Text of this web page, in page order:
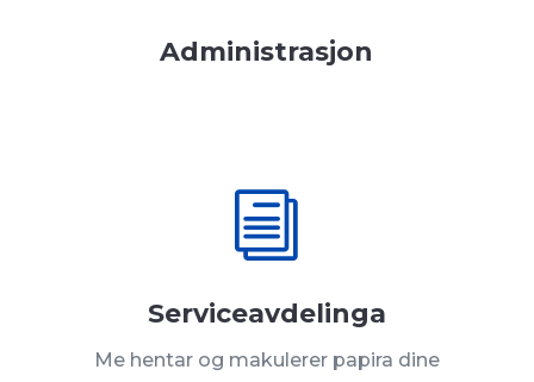
Administrasjon
i
Serviceavdelinga
Me hentar og makulerer papira dine